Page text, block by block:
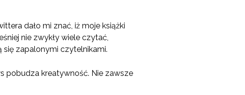
dało mi znać, iż moje książki
nie zwykły wiele czytać,
się zapalonymi czytelnikami.
pobudza kreatywność. Nie zawsze